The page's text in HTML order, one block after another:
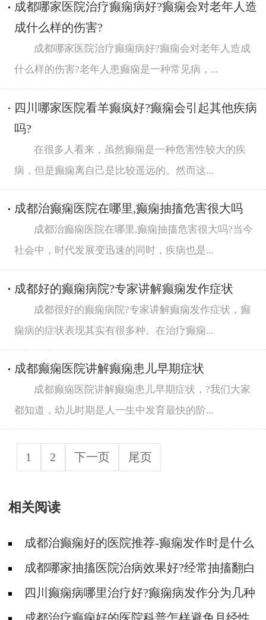
成都哪家医院治疗癫痫病好?癫痫会对老年人造
成什么样的伤害?
成都哪家医院治疗癫痫病好?癫痫会对老年人造成
什么样的伤害?老年人患癫痫是一种常见病，...
四川哪家医院看羊癫疯好?癫痫会引起其他疾病
吗?
在很多人看来，虽然癫痫是一种危害性较大的疾
病，但是癫痫离自己是比较遥远的。然而这...
成都治癫痫医院在哪里,癫痫抽搐危害很大吗
成都治癫痫医院在哪里,癫痫抽搐危害很大吗?当今
社会中，时代发展变迅速的同时，疾病也是...
成都好的癫痫病院?专家讲解癫痫发作症状
成都很好的癫痫病院?专家讲解癫痫发作症状，癫
痫病的症状表现其实有很多种。在治疗癫痫...
成都癫痫医院讲解癫痫患儿早期症状
成都癫痫医院讲解癫痫患儿早期症状，?我们大家
都知道，幼儿时期是人一生中发育最快的阶...
1 2 下一页 尾页
相关阅读
成都治癫痫好的医院推荐-癫痫发作时是什么
样的？成都哪家抽搐医院治病效果好?经常抽搐翻白
眼是癫痫病吗?
四川癫痫病哪里治疗好?癫痫病发作分为几种